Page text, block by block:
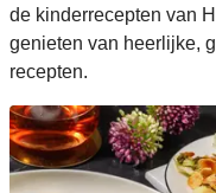
de kinderrecepten van
genieten van heerlijke,
recepten.